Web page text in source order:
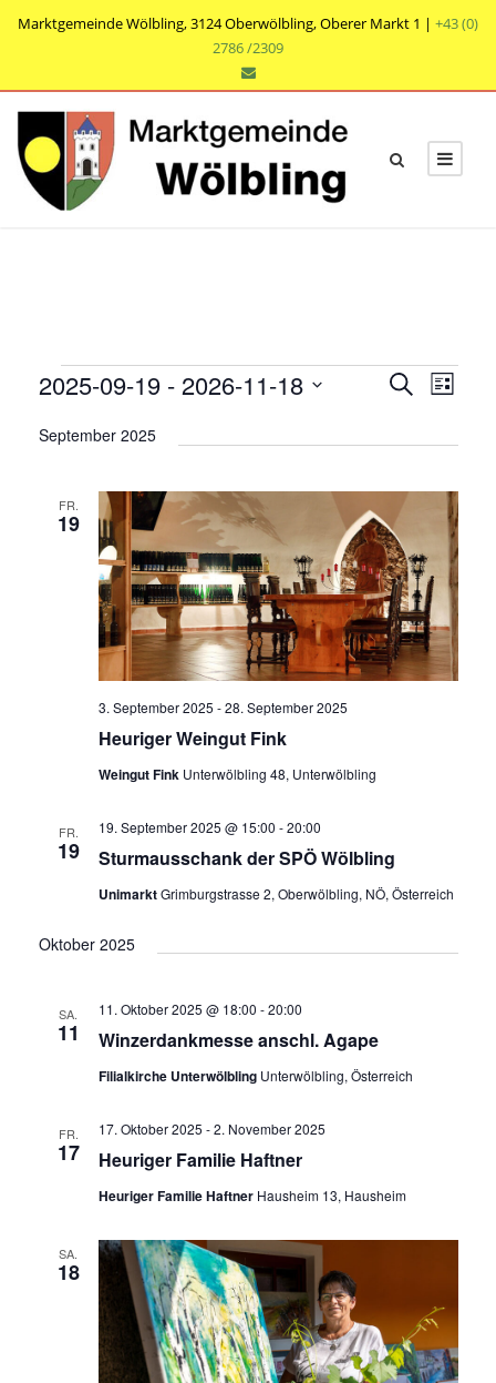
Marktgemeinde Wölbling, 3124 Oberwölbling, Oberer Markt 1 | +43 (0)
2786 /2309
V
e
n
n
V
r
a
n
s
t
a
l
t
n
S
c
n
n
i
h
t
S
V
n
s
t
a
l
t
u
n
t
L
s
e
2025-09-19 - 2026-11-18
a
September 2025
FR.
19
Heuriger Weingut Fink
3. September 2025 -28. September 2025
Weingut Fink Unterwölbling 48, Unterwölbling
FR.
19 Sturmausschank der SPÖ Wölbling
19. September 2025 @ 15:00 -20:00
UnimarktGrimburgstrasse 2, Oberwölbling, NÖ, Österreich
Oktober 2025
SA.
11 Winzerdankmesse anschl. Agape
11. Oktober 2025 @ 18:00 -20:00
Filialkirche Unterwölbling Unterwölbling, Österreich
FR.
17 Heuriger Familie Haftner
17. Oktober 2025 -2. November 2025
Heuriger Familie Haftner Hausheim 13, Hausheim
SA.
18